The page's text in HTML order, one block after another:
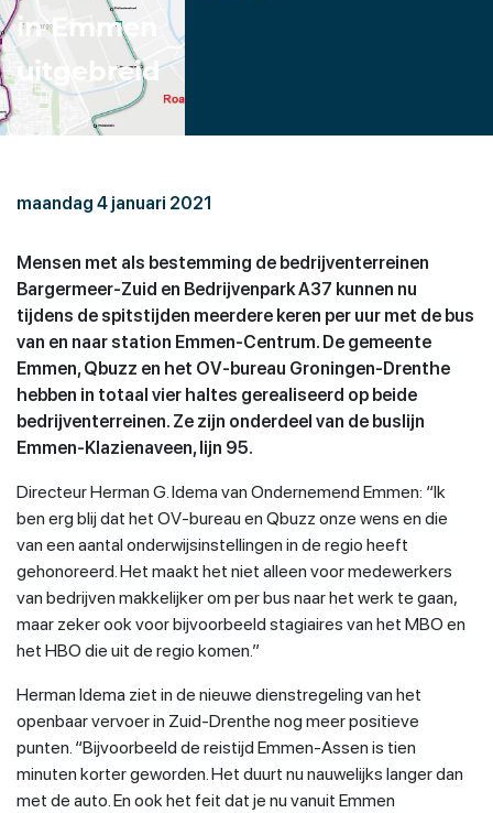
in Emmen
uitgebreid
maandag 4 januari 2021
Mensen met als bestemming de bedrijventerreinen
Bargermeer-Zuid en Bedrijvenpark A37 kunnen nu
tijdens de spitstijden meerdere keren per uur met de bus
van en naar station Emmen-Centrum. De gemeente
Emmen, Qbuzz en het OV-bureau Groningen-Drenthe
hebben in totaal vier haltes gerealiseerd op beide
bedrijventerreinen. Ze zijn onderdeel van de buslijn
Emmen-Klazienaveen, lijn 95.
Directeur Herman G. Idema van Ondernemend Emmen: “Ik
ben erg blij dat het OV-bureau en Qbuzz onze wens en die
van een aantal onderwijsinstellingen in de regio heeft
gehonoreerd. Het maakt het niet alleen voor medewerkers
van bedrijven makkelijker om per bus naar het werk te gaan,
maar zeker ook voor bijvoorbeeld stagiaires van het MBO en
het HBO die uit de regio komen.”
Herman Idema ziet in de nieuwe dienstregeling van het
openbaar vervoer in Zuid-Drenthe nog meer positieve
punten. “Bijvoorbeeld de reistijd Emmen-Assen is tien
minuten korter geworden. Het duurt nu nauwelijks langer dan
met de auto. En ook het feit dat je nu vanuit Emmen